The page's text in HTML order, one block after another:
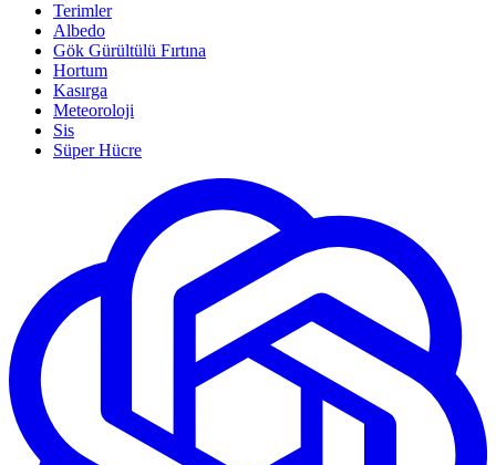
Terimler
Albedo
Gök Gürültülü Fırtına
Hortum
Kasırga
Meteoroloji
Sis
Süper Hücre